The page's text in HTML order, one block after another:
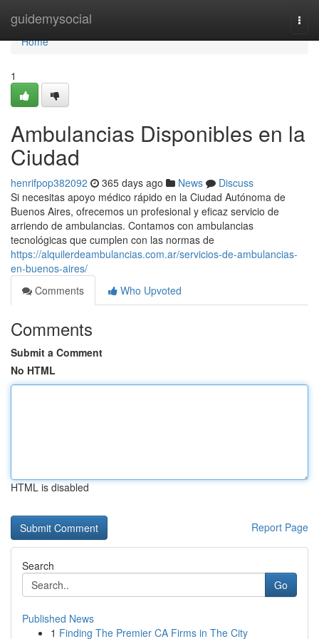
guidemysocial
Home
Home
1
Ambulancias Disponibles en la
Ciudad
henrifpop382092 365 days ago News
Discuss
Si necesitas apoyo médico rápido en la Ciudad Autónoma de
Buenos Aires, ofrecemos un profesional y eficaz servicio de
arriendo de ambulancias. Contamos con ambulancias
tecnológicas que cumplen con las normas de
https://alquilerdeambulancias.com.ar/servicios-de-ambulancias-
en-buenos-aires/
Comments
Who Upvoted
Comments
Submit a Comment
No HTML
HTML is disabled
Report Page
Search
Go
Published News
1 Finding The Premier CA Firms in The City